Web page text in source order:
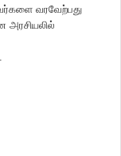
வரவேற்பது
அரசியலில்